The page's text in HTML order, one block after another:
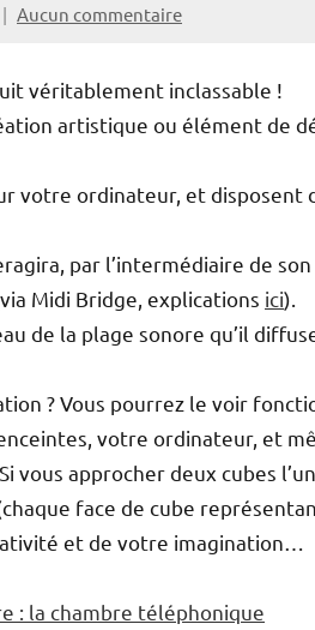
Aucun commentaire
véritablement inclassable !
artistique ou élément de
votre ordinateur, et disposent
par l’intermédiaire de
Midi Bridge, explications ici).
de la plage sonore qu’il
? Vous pourrez le voir
votre ordinateur, et
vous approcher deux cubes
face de cube
et de votre imagination…
: la chambre téléphonique